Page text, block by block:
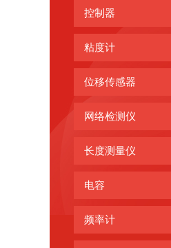
控制器
粘度计
位移传感器
网络检测仪
长度测量仪
电容
频率计